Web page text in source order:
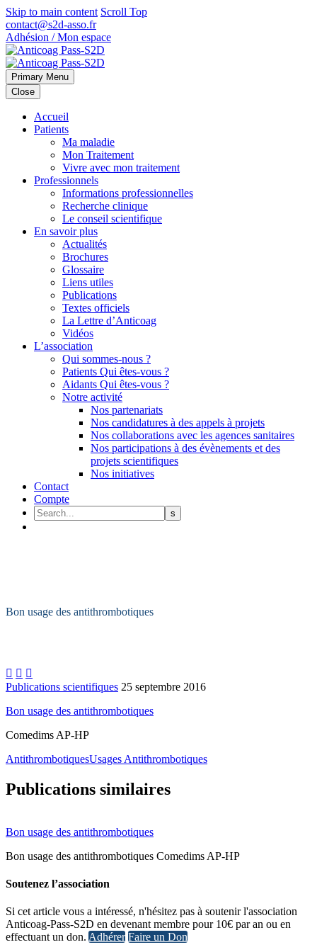
Skip to main content Scroll Top
contact@s2d-asso.fr
Adhésion / Mon espace
Primary Menu
Close
Accueil
Patients
Ma maladie
Mon Traitement
Vivre avec mon traitement
Professionnels
Informations professionnelles
Recherche clinique
Le conseil scientifique
En savoir plus
Actualités
Brochures
Glossaire
Liens utiles
Publications
Textes officiels
La Lettre d’Anticoag
Vidéos
L’association
Qui sommes-nous ?
Patients Qui êtes-vous ?
Aidants Qui êtes-vous ?
Notre activité
Nos partenariats
Nos candidatures à des appels à projets
Nos collaborations avec les agences sanitaires
Nos participations à des évènements et des
projets scientifiques
Nos initiatives
Contact
Compte
Bon usage des antithrombotiques
  
Publications scientifiques 25 septembre 2016
Bon usage des antithrombotiques
Comedims AP-HP
AntithrombotiquesUsages Antithrombotiques
Publications similaires
Bon usage des antithrombotiques
Bon usage des antithrombotiques Comedims AP-HP
Soutenez l’association
Si cet article vous a intéressé, n'hésitez pas à soutenir l'association
Anticoag-Pass-S2D en devenant membre pour 10€ par an ou en
effectuant un don. Adhérer Faire un Don